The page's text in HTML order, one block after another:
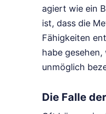
agiert wie ein
ist, dass die
Fähigkeiten
habe
unmöglich
Die Falle